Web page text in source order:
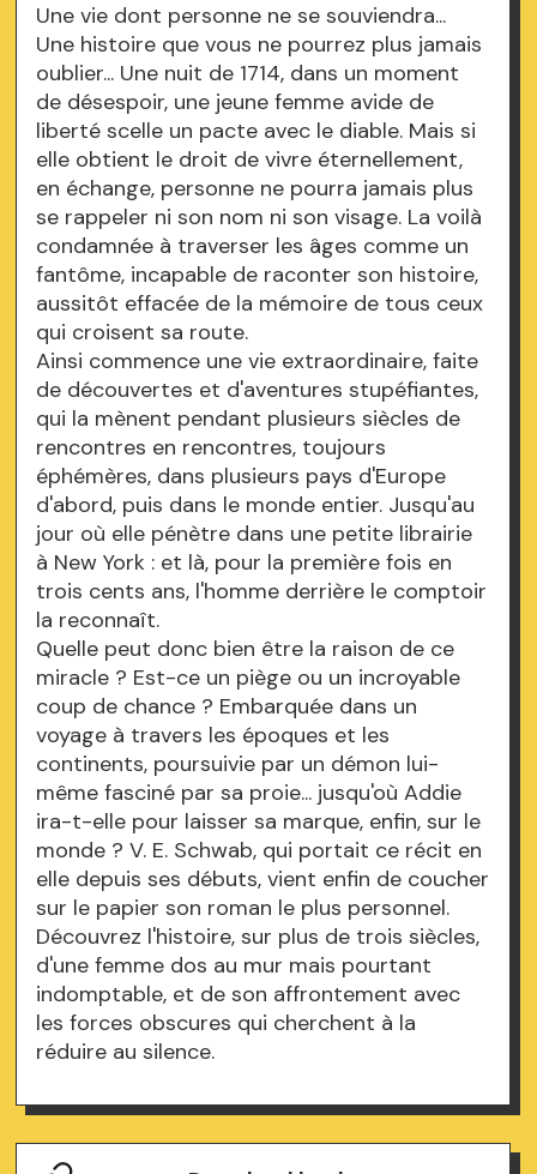
Une vie dont personne ne se souviendra...
Une histoire que vous ne pourrez plus jamais
oublier... Une nuit de 1714, dans un moment
de désespoir, une jeune femme avide de
liberté scelle un pacte avec le diable. Mais si
elle obtient le droit de vivre éternellement,
en échange, personne ne pourra jamais plus
se rappeler ni son nom ni son visage. La voilà
condamnée à traverser les âges comme un
fantôme, incapable de raconter son histoire,
aussitôt effacée de la mémoire de tous ceux
qui croisent sa route.
Ainsi commence une vie extraordinaire, faite
de découvertes et d'aventures stupéfiantes,
qui la mènent pendant plusieurs siècles de
rencontres en rencontres, toujours
éphémères, dans plusieurs pays d'Europe
d'abord, puis dans le monde entier. Jusqu'au
jour où elle pénètre dans une petite librairie
à New York : et là, pour la première fois en
trois cents ans, l'homme derrière le comptoir
la reconnaît.
Quelle peut donc bien être la raison de ce
miracle ? Est-ce un piège ou un incroyable
coup de chance ? Embarquée dans un
voyage à travers les époques et les
continents, poursuivie par un démon lui-
même fasciné par sa proie... jusqu'où Addie
ira-t-elle pour laisser sa marque, enfin, sur le
monde ? V. E. Schwab, qui portait ce récit en
elle depuis ses débuts, vient enfin de coucher
sur le papier son roman le plus personnel.
Découvrez l'histoire, sur plus de trois siècles,
d'une femme dos au mur mais pourtant
indomptable, et de son affrontement avec
les forces obscures qui cherchent à la
réduire au silence.